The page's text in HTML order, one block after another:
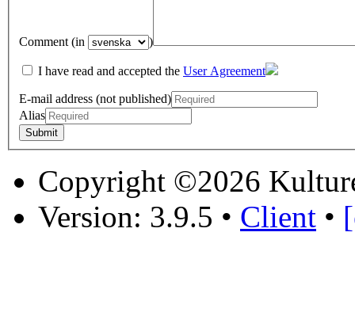
Comment (in )
I have read and accepted the User Agreement
E-mail address (not published)
Alias
Copyright ©2026
Version: 3.9.5 • Client •